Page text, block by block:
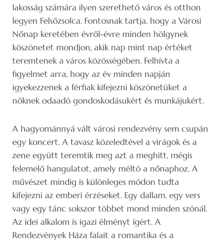
lakosság számára ilyen szerethető város és otthon
legyen Felsőzsolca. Fontosnak tartja, hogy a Városi
Nőnap keretében évről-évre minden hölgynek
köszönetet mondjon, akik nap mint nap értéket
teremtenek a város közösségében. Felhívta a
figyelmet arra, hogy az év minden napján
igyekezzenek a férfiak kifejezni köszönetüket a
nőknek odaadó gondoskodásukért és munkájukért.
A hagyománnyá vált városi rendezvény sem csupán
egy koncert. A tavasz közeledtével a virágok és a
zene együtt teremtik meg azt a meghitt, mégis
felemelő hangulatot, amely méltó a nőnaphoz. A
művészet mindig is különleges módon tudta
kifejezni az emberi érzéseket. Egy dallam, egy vers
vagy egy tánc sokszor többet mond minden szónál.
Az idei alkalom is igazi élményt ígért. A
Rendezvények Háza falait a romantika és a